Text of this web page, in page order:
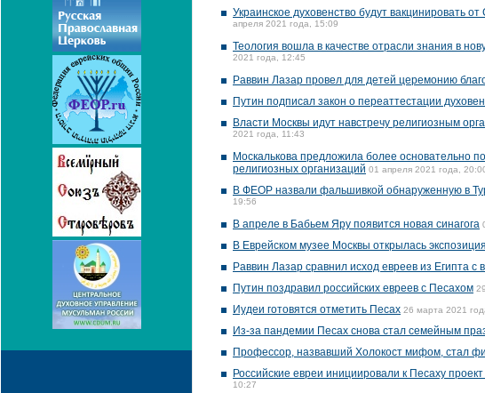
Украинское духовенство будут вакцинировать
апреля 2021 года, 15:09
Теология вошла в качестве отрасли знания в
2021 года, 12:45
Раввин Лазар провел для детей церемонию
Путин подписал закон о переаттестации
Власти Москвы идут навстречу религиозным
2021 года, 11:43
Москалькова предложила более основательно
религиозных организаций 01 апреля 2021 года,
В ФЕОР назвали фальшивкой обнаруженную в
19:56
В апреле в Бабьем Яру появится новая синагога
В Еврейском музее Москвы открылась
Раввин Лазар сравнил исход евреев из Египта с
Путин поздравил российских евреев с Песахом
Иудеи готовятся отметить Песах 26 марта 2021
Из-за пандемии Песах снова стал семейным
Профессор, назвавший Холокост мифом, стал
Российские евреи инициировали к Песаху
10:27